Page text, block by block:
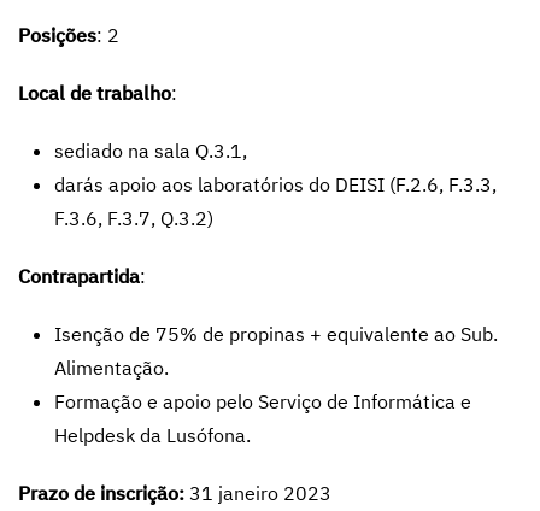
Posições: 2
Local de trabalho:
sediado na sala Q.3.1,
darás apoio aos laboratórios do DEISI (F.2.6, F.3.3,
F.3.6, F.3.7, Q.3.2)
Contrapartida:
Isenção de 75% de propinas + equivalente ao Sub.
Alimentação.
Formação e apoio pelo Serviço de Informática e
Helpdesk da Lusófona.
Prazo de inscrição: 31 janeiro 2023